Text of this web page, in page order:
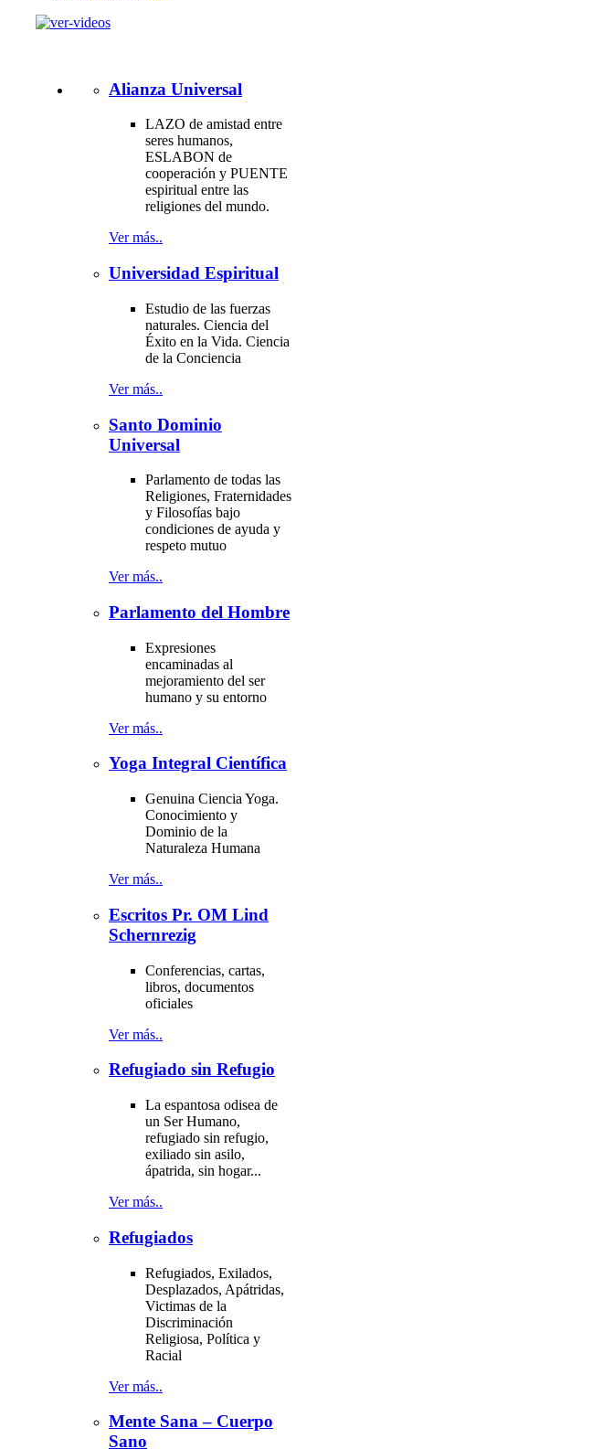
Alianza Universal
LAZO de amistad entre
seres humanos,
ESLABON de
cooperación y PUENTE
espiritual entre las
religiones del mundo.
Ver más..
Universidad Espiritual
Estudio de las fuerzas
naturales. Ciencia del
Éxito en la Vida. Ciencia
de la Conciencia
Ver más..
Santo Dominio
Universal
Parlamento de todas las
Religiones, Fraternidades
y Filosofías bajo
condiciones de ayuda y
respeto mutuo
Ver más..
Parlamento del Hombre
Expresiones
encaminadas al
mejoramiento del ser
humano y su entorno
Ver más..
Yoga Integral Científica
Genuina Ciencia Yoga.
Conocimiento y
Dominio de la
Naturaleza Humana
Ver más..
Escritos Pr. OM Lind
Schernrezig
Conferencias, cartas,
libros, documentos
oficiales
Ver más..
Refugiado sin Refugio
La espantosa odisea de
un Ser Humano,
refugiado sin refugio,
exiliado sin asilo,
ápatrida, sin hogar...
Ver más..
Refugiados
Refugiados, Exilados,
Desplazados, Apátridas,
Victimas de la
Discriminación
Religiosa, Política y
Racial
Ver más..
Mente Sana – Cuerpo
Sano